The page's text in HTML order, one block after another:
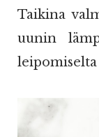
Taikina
uunin
leipomiselta